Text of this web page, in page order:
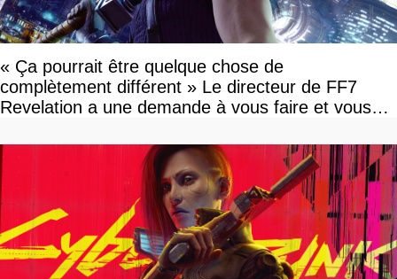
« Ça pourrait être quelque chose de
complètement différent » Le directeur de FF7
Revelation a une demande à vous faire et vous